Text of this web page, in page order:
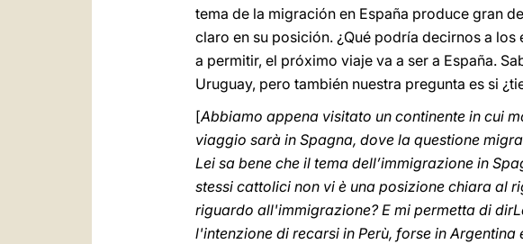
tema de la migración en España produce gran
claro en su posición. ¿Qué podría decirnos a
a permitir, el próximo viaje va a ser a España.
Uruguay, pero también nuestra pregunta es si
[Abbiamo appena visitato un continente in cui
viaggio sarà in Spagna, dove la questione
Lei sa bene che il tema dell’immigrazione in
stessi cattolici non vi è una posizione chiara al
riguardo all'immigrazione? E mi permetta di
l'intenzione di recarsi in Perù, forse in